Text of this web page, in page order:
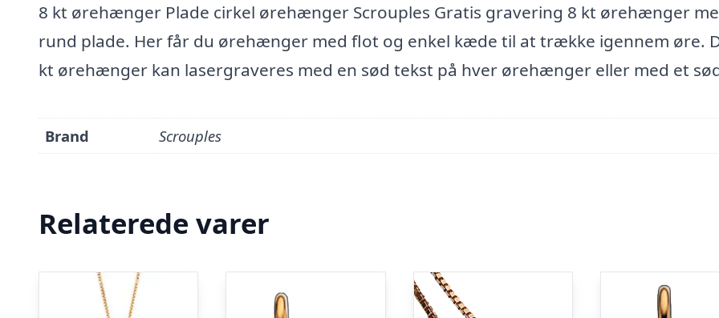
8 kt ørehænger Plade cirkel ørehænger Scrouples Gratis gravering 8 kt ørehænger
rund plade. Her får du ørehænger med flot og enkel kæde til at trække igennem øre.
kt ørehænger kan lasergraveres med en sød tekst på hver ørehænger eller med et
Brand Scrouples
Relaterede varer